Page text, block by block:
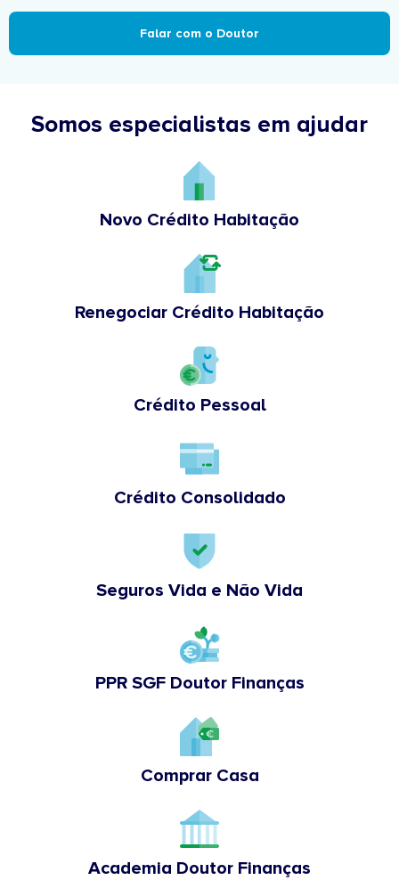
Falar com o Doutor
Somos especialistas em ajudar
Novo Crédito Habitação
Renegociar Crédito Habitação
Crédito Pessoal
Crédito Consolidado
Seguros Vida e Não Vida
PPR SGF Doutor Finanças
Comprar Casa
Academia Doutor Finanças